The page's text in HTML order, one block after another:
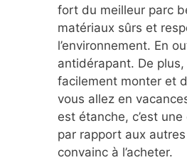
fort du meilleur parc
matériaux sûrs et
l’environnement. En
antidérapant. De
facilement monter et
vous allez en
est étanche, c’est
par rapport aux
convainc à l’acheter.